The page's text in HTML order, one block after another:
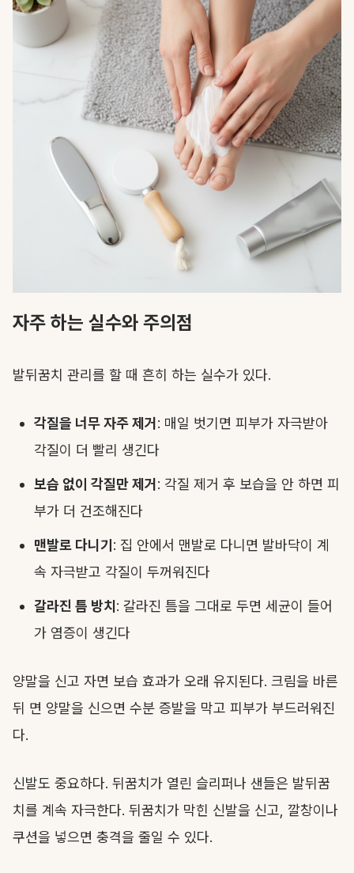
자주 하는 실수와 주의점
발뒤꿈치 관리를 할 때 흔히 하는 실수가 있다.
각질을 너무 자주 제거 : 매일 벗기면 피부가 자극받아
각질이 더 빨리 생긴다
보습 없이 각질만 제거 : 각질 제거 후 보습을 안 하면 피
부가 더 건조해진다
맨발로 다니기 : 집 안에서 맨발로 다니면 발바닥이 계
속 자극받고 각질이 두꺼워진다
갈라진 틈 방치 : 갈라진 틈을 그대로 두면 세균이 들어
가 염증이 생긴다
양말을 신고 자면 보습 효과가 오래 유지된다. 크림을 바른
뒤 면 양말을 신으면 수분 증발을 막고 피부가 부드러워진
다.
신발도 중요하다. 뒤꿈치가 열린 슬리퍼나 샌들은 발뒤꿈
치를 계속 자극한다. 뒤꿈치가 막힌 신발을 신고, 깔창이나
쿠션을 넣으면 충격을 줄일 수 있다.